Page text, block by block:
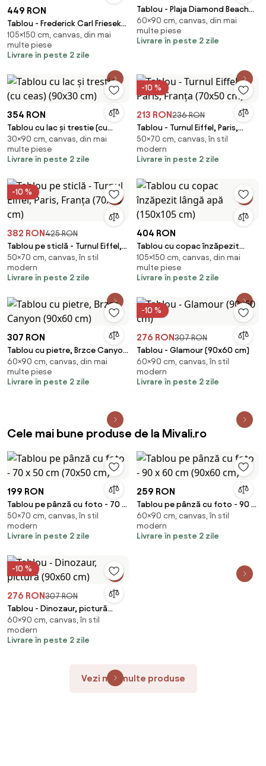
449 RON
Tablou - Frederick Carl Frieseke,
On the Bank, reproducere
(150x105 cm)
105×150 cm, canvas, din mai
multe piese
Livrare în peste 2 zile
Tablou - Plaja Diamond Beach
(90x60 cm)
60×90 cm, canvas, din mai
multe piese
Livrare în peste 2 zile
354 RON
Tablou cu lac și trestie (cu
ceas) (90x30 cm)
30×90 cm, canvas, din mai
multe piese
Livrare în peste 2 zile
-10 %
213 RON236 RON
Tablou - Turnul Eiffel, Paris,
Franța (70x50 cm)
50×70 cm, canvas, în stil
modern
Livrare în peste 2 zile
-10 %
382 RON425 RON
Tablou pe sticlă - Turnul Eiffel,
Paris, Franța (70x50 cm)
50×70 cm, canvas, în stil
modern
Livrare în peste 2 zile
404 RON
Tablou cu copac înzăpezit
lângă apă (150x105 cm)
105×150 cm, canvas, din mai
multe piese
Livrare în peste 2 zile
307 RON
Tablou cu pietre, Brzce Canyon
(90x60 cm)
60×90 cm, canvas, din mai
multe piese
Livrare în peste 2 zile
-10 %
276 RON307 RON
Tablou - Glamour (90x60 cm)
60×90 cm, canvas, în stil
modern
Livrare în peste 2 zile
Cele mai bune produse de la Mivali.ro
199 RON
Tablou pe pânză cu foto - 70 x
50 cm (70x50 cm)
50×70 cm, canvas, în stil
modern
Livrare în peste 2 zile
259 RON
Tablou pe pânză cu foto - 90 x
60 cm (90x60 cm)
60×90 cm, canvas, în stil
modern
Livrare în peste 2 zile
-10 %
276 RON307 RON
Tablou - Dinozaur, pictură
(90x60 cm)
60×90 cm, canvas, în stil
modern
Livrare în peste 2 zile
Vezi mai multe produse